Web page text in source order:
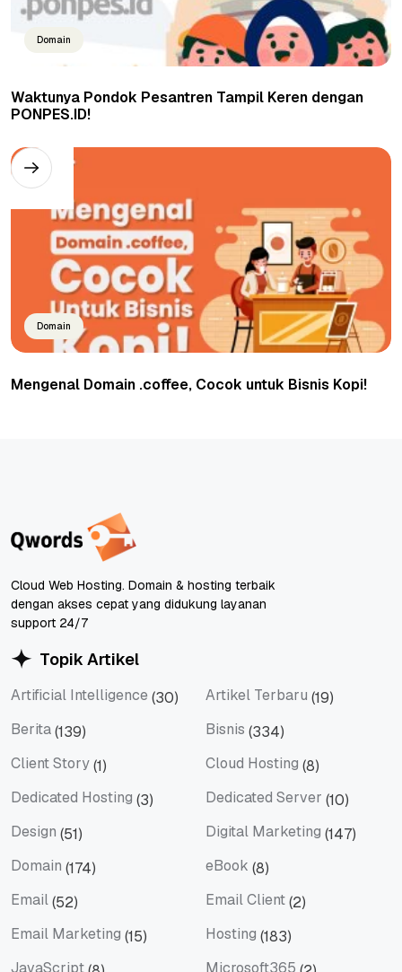
Domain
Waktunya Pondok Pesantren Tampil Keren dengan
PONPES.ID!
Domain
Mengenal Domain .coffee, Cocok untuk Bisnis Kopi!
Cloud Web Hosting. Domain & hosting terbaik
dengan akses cepat yang didukung layanan
support 24/7
Topik Artikel
Artificial Intelligence (30) Artikel Terbaru (19)
Berita(139) Bisnis (334)
Client Story(1) Cloud Hosting (8)
Dedicated Hosting (3) Dedicated Server (10)
Design (51) Digital Marketing (147)
Domain (174) eBook (8)
Email(52) Email Client(2)
Email Marketing (15) Hosting (183)
JavaScript
Microsoft365